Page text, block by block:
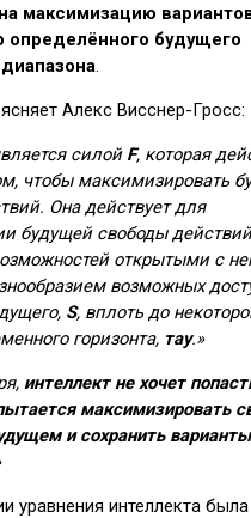
максимизацию
определённого будущего
Алекс Висснер-Гросс:
силой F, которая
чтобы максимизировать
Она действует для
будущей свободы
открытыми с
возможных
S, вплоть до
горизонта, тау.»
интеллект не хочет
максимизировать
и сохранить варианты
уравнения интеллекта